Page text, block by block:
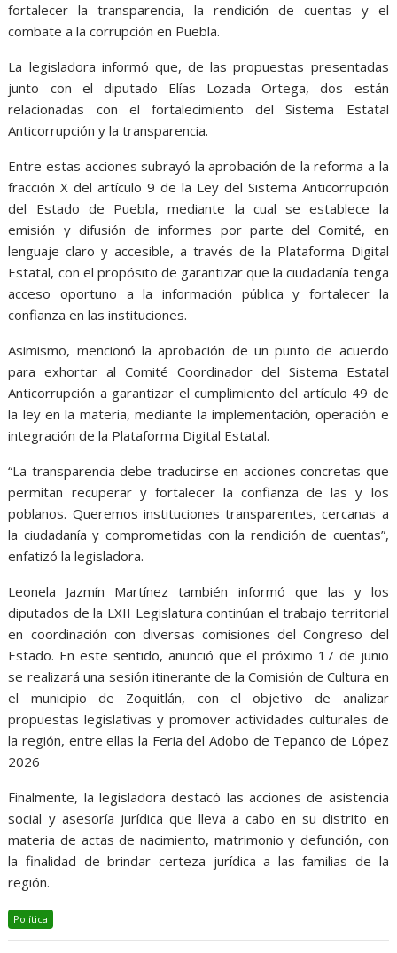
fortalecer la transparencia, la rendición de cuentas y el
combate a la corrupción en Puebla.
La legisladora informó que, de las propuestas presentadas
junto con el diputado Elías Lozada Ortega, dos están
relacionadas con el fortalecimiento del Sistema Estatal
Anticorrupción y la transparencia.
Entre estas acciones subrayó la aprobación de la reforma a la
fracción X del artículo 9 de la Ley del Sistema Anticorrupción
del Estado de Puebla, mediante la cual se establece la
emisión y difusión de informes por parte del Comité, en
lenguaje claro y accesible, a través de la Plataforma Digital
Estatal, con el propósito de garantizar que la ciudadanía tenga
acceso oportuno a la información pública y fortalecer la
confianza en las instituciones.
Asimismo, mencionó la aprobación de un punto de acuerdo
para exhortar al Comité Coordinador del Sistema Estatal
Anticorrupción a garantizar el cumplimiento del artículo 49 de
la ley en la materia, mediante la implementación, operación e
integración de la Plataforma Digital Estatal.
“La transparencia debe traducirse en acciones concretas que
permitan recuperar y fortalecer la confianza de las y los
poblanos. Queremos instituciones transparentes, cercanas a
la ciudadanía y comprometidas con la rendición de cuentas”,
enfatizó la legisladora.
Leonela Jazmín Martínez también informó que las y los
diputados de la LXII Legislatura continúan el trabajo territorial
en coordinación con diversas comisiones del Congreso del
Estado. En este sentido, anunció que el próximo 17 de junio
se realizará una sesión itinerante de la Comisión de Cultura en
el municipio de Zoquitlán, con el objetivo de analizar
propuestas legislativas y promover actividades culturales de
la región, entre ellas la Feria del Adobo de Tepanco de López
2026
Finalmente, la legisladora destacó las acciones de asistencia
social y asesoría jurídica que lleva a cabo en su distrito en
materia de actas de nacimiento, matrimonio y defunción, con
la finalidad de brindar certeza jurídica a las familias de la
región.
Política